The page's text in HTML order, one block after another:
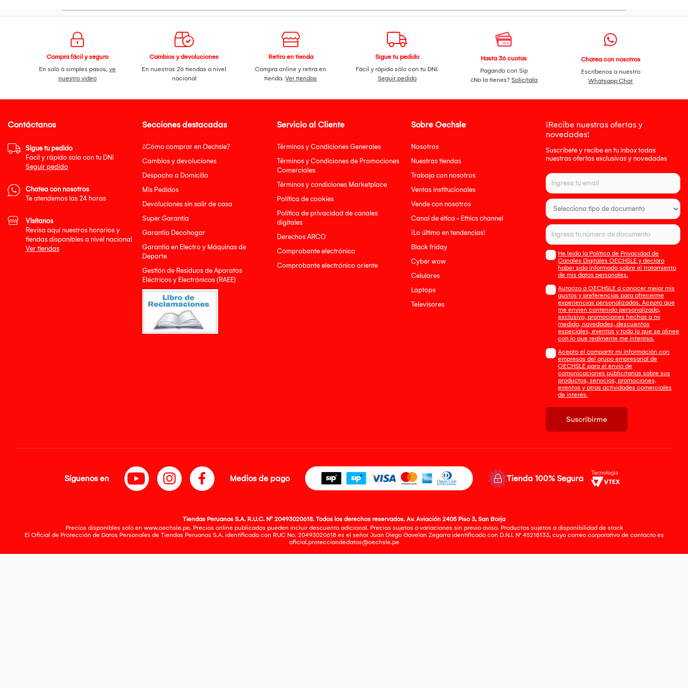
Compra fácil y seguro
En solo 6 simples pasos,ve
nuestro video
Cambios y devoluciones
En nuestras 26 tiendas a nivel
nacional
Retiro en tienda
Compra online y retira en
tienda.Ver tiendas
Sigue tu pedido
Fácil y rápido sólo con tu DNI.
Seguir pedido
Hasta 36 cuotas
Pagando con Sip
¿No la tienes? Solicítala
Chatea con nosotros
Escríbenos a nuestro
Whatsapp Chat
Secciones destacadas
¿Cómo comprar en Oechsle?
Cambios y devoluciones
Despacho a Domicilio
Mis Pedidos
Devoluciones sin salir de casa
Super Garantía
Garantía Decohogar
Garantía en Electro y Máquinas de
Deporte
Gestión de Residuos de Aparatos
Eléctricos y Electrónicos (RAEE)
Servicio al Cliente
Términos y Condiciones Generales
Términos y Condiciones de Promociones
Comerciales
Términos y condiciones Marketplace
Política de cookies
Política de privacidad de canales
digitales
Derechos ARCO
Comprobante electrónico
Comprobante electrónico oriente
Sobre Oechsle
Nosotros
Nuestras tiendas
Trabaja con nosotros
Ventas institucionales
Vende con nosotros
Canal de ética - Ethics channel
¡Lo último en tendencias!
Black friday
Cyber wow
Celulares
Laptops
Televisores
¡Recibe nuestras ofertas y
novedades!
Suscríbete y recibe en tu inbox todas
nuestras ofertas exclusivas y novedades
He leído la Política de Privacidad de
Canales Digitales OECHSLE y declaro
haber sido informado sobre el tratamiento
de mis datos personales.
Autorizo a OECHSLE a conocer mejor mis
gustos y preferencias para ofrecerme
experiencias personalizadas. Acepto que
me envien contenido personalizado,
exclusivo, promociones hechas a mi
medida, novedades, descuentos
especiales, eventos y todo lo que se alinee
con lo que realmente me interesa.
Acepto el compartir mi información con
empresas del grupo empresarial de
OECHSLE para el envío de
comunicaciones publicitarias sobre sus
productos, servicios, promociones,
eventos y otras actividades comerciales
de interés.
Suscribirme
Contáctanos
Sigue tu pedido
Facil y rápido solo con tu DNI
Seguir pedido
Chatea con nosotros
Te atendemos las 24 horas
Visítanos
Revisa aquí nuestros horarios y
tiendas disponibles a nivel nacional
Ver tiendas
Síguenos en Medios de pago Tienda 100% Segura
Tiendas Peruanas S.A. R.U.C. Nº 20493020618. Todos los derechos reservados. Av. Aviación 2405 Piso 3, San Borja
Precios disponibles solo en www.oechsle.pe. Precios online publicados pueden incluir descuento adicional. Precios sujetos a variaciones sin previo aviso. Productos sujetos a disponibilidad de stock
El Oficial de Protección de Datos Personales de Tiendas Peruanas S.A. identificada con RUC No. 20493020618 es el señor Juan Diego Gavelan Zegarra identificado con D.N.I. N° 45218133, cuyo correo corporativo de contacto es
oficial.protecciondedatos@oechsle.pe